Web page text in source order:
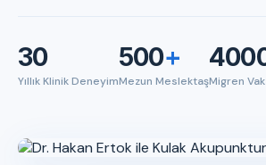
30
Yıllık Klinik Deneyim
500+
Mezun MeslektaşMigren